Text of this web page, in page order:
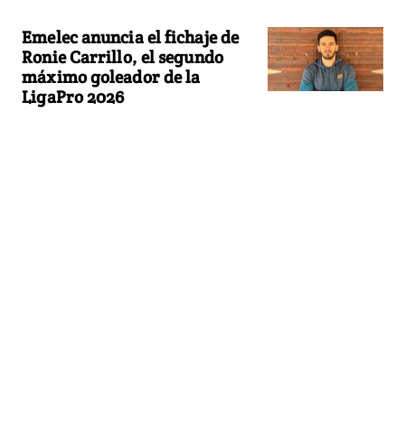
Emelec anuncia el fichaje de
Ronie Carrillo, el segundo
máximo goleador de la
LigaPro 2026